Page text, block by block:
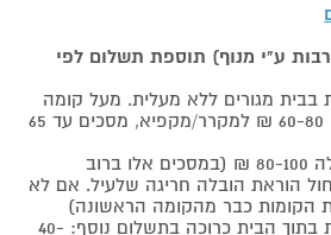
ע"י מנוף) תוספת תשלום לפי
בבית מגורים ללא מעלית. מעל קומה
ב' 40-50 ₪ למוצר לבן, 60-80 ₪ למקרר/מקפיא, מסכים עד 65
מסכים מ-75 אינץ' ומעלה 80-100 ₪ (במסכים אלו ברוב
הוראת הובלה חריגה שלעיל. אם לא
הקומות כבר מהקומה הראשונה)
הובלה לכל קומה נוספת בתוך הבית כרוכה בתשלום נוסף: 40-